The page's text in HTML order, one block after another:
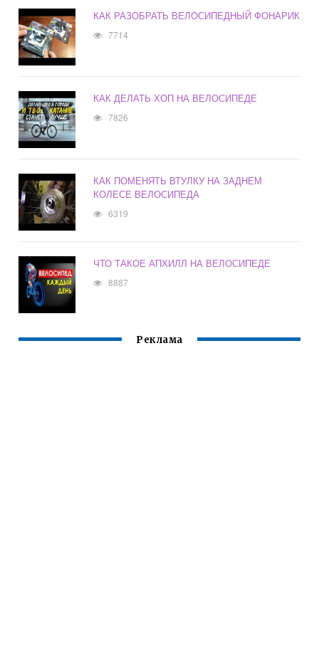
КАК РАЗОБРАТЬ ВЕЛОСИПЕДНЫЙ ФОНАРИК
7714
КАК ДЕЛАТЬ ХОП НА ВЕЛОСИПЕДЕ
7826
КАК ПОМЕНЯТЬ ВТУЛКУ НА ЗАДНЕМ
КОЛЕСЕ ВЕЛОСИПЕДА
6319
ЧТО ТАКОЕ АПХИЛЛ НА ВЕЛОСИПЕДЕ
8887
Реклама